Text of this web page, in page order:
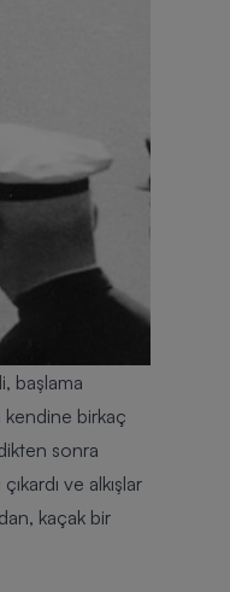
başlama
kendine birkaç
sonra
ve alkışlar
kaçak bir